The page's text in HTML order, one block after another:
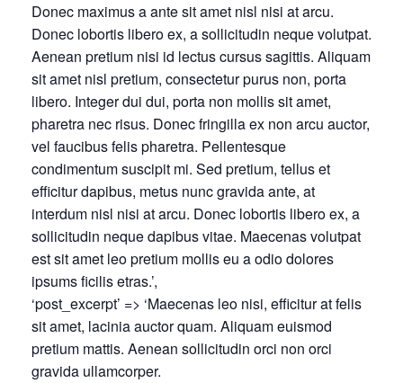
Donec maximus a ante sit amet nisl nisi at arcu.
Donec lobortis libero ex, a sollicitudin neque volutpat.
Aenean pretium nisi id lectus cursus sagittis. Aliquam
sit amet nisl pretium, consectetur purus non, porta
libero. Integer dui dui, porta non mollis sit amet,
pharetra nec risus. Donec fringilla ex non arcu auctor,
vel faucibus felis pharetra. Pellentesque
condimentum suscipit mi. Sed pretium, tellus et
efficitur dapibus, metus nunc gravida ante, at
interdum nisl nisi at arcu. Donec lobortis libero ex, a
sollicitudin neque dapibus vitae. Maecenas volutpat
est sit amet leo pretium mollis eu a odio dolores
ipsums ficilis etras.’,
‘post_excerpt’ => ‘Maecenas leo nisi, efficitur at felis
sit amet, lacinia auctor quam. Aliquam euismod
pretium mattis. Aenean sollicitudin orci non orci
gravida ullamcorper.